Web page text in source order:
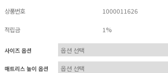
상품번호 1000011626
적립금 1%
사이즈 옵션
매트리스 높이 옵션